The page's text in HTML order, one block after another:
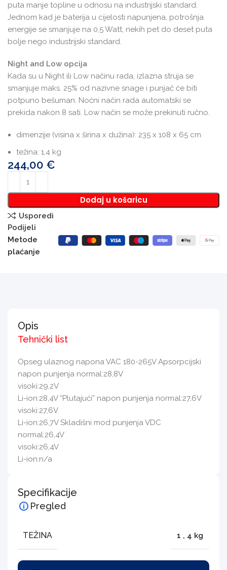
puta manje topline u odnosu na industrijski standard.
Jednom kad je baterija u cijelosti napunjena, potrošnja
energije se smanjuje na 0,5 Watt, nekih pet do deset puta
bolje nego industrijski standard.
Night and Low opcija
Kada su u Night ili Low načinu rada, izlazna struja se
smanjuje maks. 25% od nazivne snage i punjač će biti
potpuno bešuman. Noćni način rada automatski se
prekida nakon 8 sati. Low način se može prekinuti ručno.
dimenzije (visina x širina x dužina): 235 x 108 x 65 cm
težina: 1,4 kg
244,00 €
Dodaj u košaricu
Usporedi
Podijeli
Metode
plaćanje
Opis
Tehnički list
Opseg ulaznog napona VAC 180-265V Apsorpcijski
napon punjenja normal:28,8V
visoki:29,2V
Li-ion:28,4V “Plutajući” napon punjenja normal:27,6V
visoki:27,6V
Li-ion:26,7V Skladišni mod punjenja VDC
normal:26,4V
visoki:26,4V
Li-ion:n/a
Specifikacije
Pregled
TEŽINA 1 , 4 kg